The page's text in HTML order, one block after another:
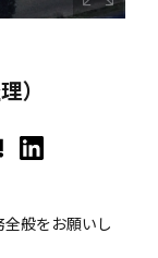
）
般をお願いし